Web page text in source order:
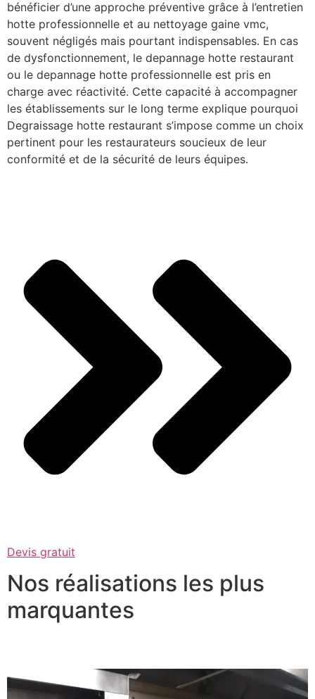
bénéficier d’une approche préventive grâce à l’entretien
hotte professionnelle et au nettoyage gaine vmc,
souvent négligés mais pourtant indispensables. En cas
de dysfonctionnement, le depannage hotte restaurant
ou le depannage hotte professionnelle est pris en
charge avec réactivité. Cette capacité à accompagner
les établissements sur le long terme explique pourquoi
Degraissage hotte restaurant s’impose comme un choix
pertinent pour les restaurateurs soucieux de leur
conformité et de la sécurité de leurs équipes.
Devis gratuit
Nos réalisations les plus
marquantes